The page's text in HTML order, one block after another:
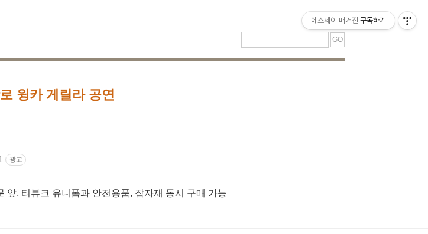
윙카 게릴라 공연
광고
앞, 티뷰크 유니폼과 안전용품, 잡자재 동시 구매 가능
에스제이 매거진 구독하기